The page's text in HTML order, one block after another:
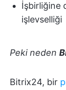
İşbirliğine
işlevselliği
Peki neden
Bitrix24, bir